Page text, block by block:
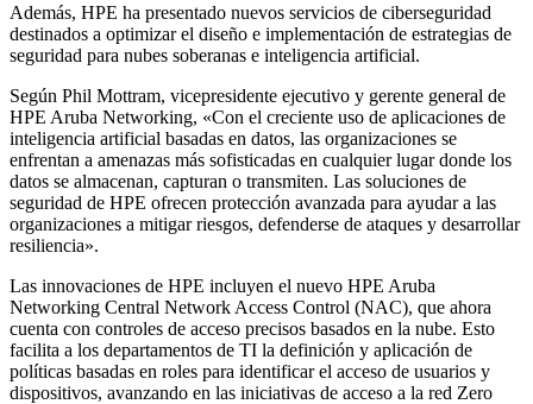
Además, HPE ha presentado nuevos servicios de ciberseguridad
destinados a optimizar el diseño e implementación de estrategias de
seguridad para nubes soberanas e inteligencia artificial.
Según Phil Mottram, vicepresidente ejecutivo y gerente general de
HPE Aruba Networking, «Con el creciente uso de aplicaciones de
inteligencia artificial basadas en datos, las organizaciones se
enfrentan a amenazas más sofisticadas en cualquier lugar donde los
datos se almacenan, capturan o transmiten. Las soluciones de
seguridad de HPE ofrecen protección avanzada para ayudar a las
organizaciones a mitigar riesgos, defenderse de ataques y desarrollar
resiliencia».
Las innovaciones de HPE incluyen el nuevo HPE Aruba
Networking Central Network Access Control (NAC), que ahora
cuenta con controles de acceso precisos basados en la nube. Esto
facilita a los departamentos de TI la definición y aplicación de
políticas basadas en roles para identificar el acceso de usuarios y
dispositivos, avanzando en las iniciativas de acceso a la red Zero